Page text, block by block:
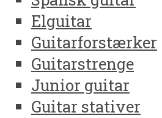
Elguitar
Guitarforstærker
Guitarstrenge
Junior guitar
Guitar stativer